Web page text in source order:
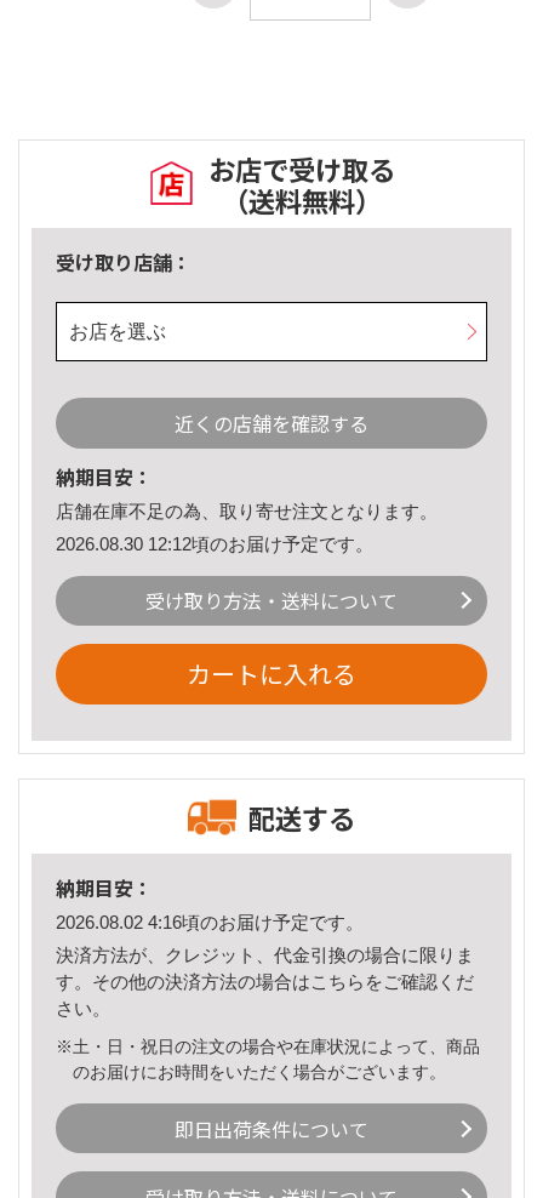
お店で受け取る
（送料無料）
受け取り店舗：
お店を選ぶ
近くの店舗を確認する
納期目安：
店舗在庫不足の為、取り寄せ注文となります。
2026.08.30 12:12頃のお届け予定です。
受け取り方法・送料について
カートに入れる
配送する
納期目安：
2026.08.02 4:16頃のお届け予定です。
決済方法が、クレジット、代金引換の場合に限りま
す。その他の決済方法の場合はこちら をご確認くだ
さい。
※土・日・祝日の注文の場合や在庫状況によって、商品
のお届けにお時間をいただく場合がございます。
即日出荷条件について